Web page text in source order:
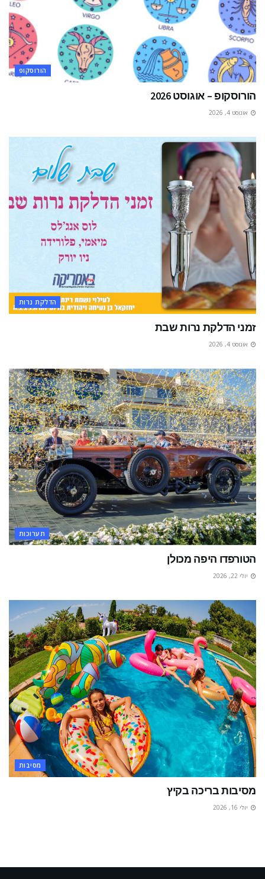
הורוסקופ
הורוסקופ – אוגוסט 2026
אוגוסט 4, 2026
הדלקת נרות
זמני הדלקת נרות שבת
אוגוסט 4, 2026
תערוכות
הטורפדו היפה מכולן
יולי 22, 2026
מסיבות
מסיבות בריכה בקיץ
יולי 16, 2026